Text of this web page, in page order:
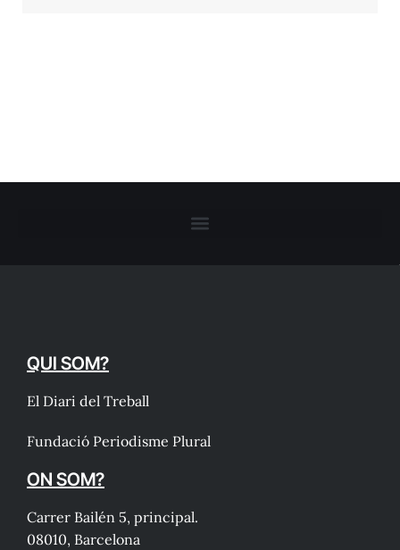
QUI SOM?
El Diari del Treball
Fundació Periodisme Plural
ON SOM?
Carrer Bailén 5, principal.
08010, Barcelona